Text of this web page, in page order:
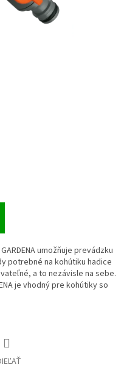
umožňuje prevádzku
potrebné na kohútiku hadice
a to nezávisle na sebe.
je vhodný pre kohútiky so